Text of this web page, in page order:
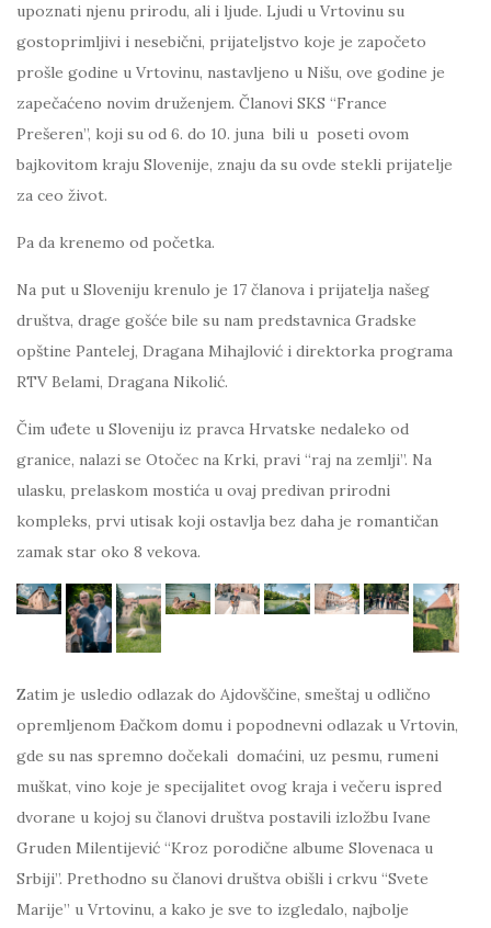
upoznati njenu prirodu, ali i ljude. Ljudi u Vrtovinu su
gostoprimljivi i nesebični, prijateljstvo koje je započeto
prošle godine u Vrtovinu, nastavljeno u Nišu, ove godine je
zapečaćeno novim druženjem. Članovi SKS “France
Prešeren”, koji su od 6. do 10. juna bili u poseti ovom
bajkovitom kraju Slovenije, znaju da su ovde stekli prijatelje
za ceo život.
Pa da krenemo od početka.
Na put u Sloveniju krenulo je 17 članova i prijatelja našeg
društva, drage gošće bile su nam predstavnica Gradske
opštine Pantelej, Dragana Mihajlović i direktorka programa
RTV Belami, Dragana Nikolić.
Čim uđete u Sloveniju iz pravca Hrvatske nedaleko od
granice, nalazi se Otočec na Krki, pravi “raj na zemlji”. Na
ulasku, prelaskom mostića u ovaj predivan prirodni
kompleks, prvi utisak koji ostavlja bez daha je romantičan
zamak star oko 8 vekova.
Zatim je usledio odlazak do Ajdovščine, smeštaj u odlično
opremljenom Đačkom domu i popodnevni odlazak u Vrtovin,
gde su nas spremno dočekali domaćini, uz pesmu, rumeni
muškat, vino koje je specijalitet ovog kraja i večeru ispred
dvorane u kojoj su članovi društva postavili izložbu Ivane
Gruden Milentijević “Kroz porodične albume Slovenaca u
Srbiji”. Prethodno su članovi društva obišli i crkvu “Svete
Marije” u Vrtovinu, a kako je sve to izgledalo, najbolje